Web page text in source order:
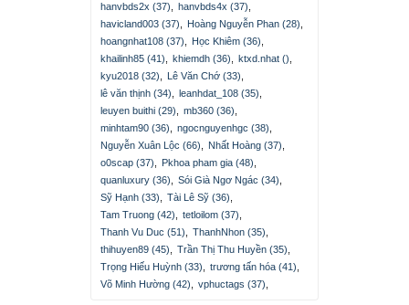
hanvbds2x (37)
hanvbds4x (37)
havicland003 (37)
Hoàng Nguyễn Phan (28)
hoangnhat108 (37)
Học Khiêm (36)
khailinh85 (41)
khiemdh (36) ktxd.nhat ()
kyu2018 (32)
Lê Văn Chớ (33)
lê văn thịnh (34)
leanhdat_108 (35)
leuyen buithi (29)
mb360 (36)
minhtam90 (36)
ngocnguyenhgc (38)
Nguyễn Xuân Lộc (66)
Nhất Hoàng (37)
o0scap (37)
Pkhoa pham gia (48)
quanluxury (36)
Sói Già Ngơ Ngác (34)
Sỹ Hạnh (33)
Tài Lê Sỹ (36)
Tam Truong (42)
tetloilom (37)
Thanh Vu Duc (51)
ThanhNhon (35)
thihuyen89 (45)
Trần Thị Thu Huyền (35)
Trọng Hiếu Huỳnh (33)
trương tấn hóa (41)
Võ Minh Hường (42)
vphuctags (37)